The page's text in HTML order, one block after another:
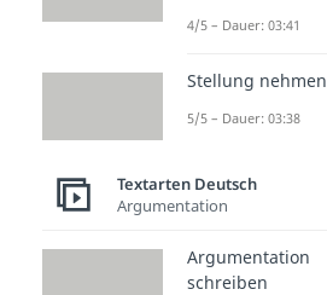
4/5 – Dauer: 03:41
Stellung nehmen
5/5 – Dauer: 03:38
Textarten Deutsch
Argumentation
Argumentation
schreiben